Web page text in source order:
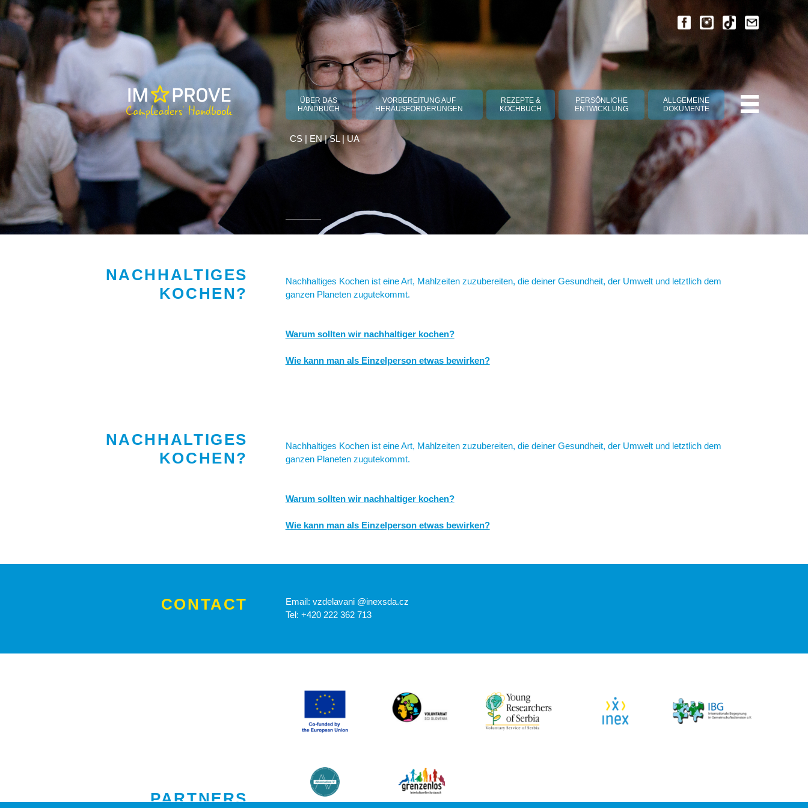
ÜBER DAS
HANDBUCH
VORBEREITUNG AUF
HERAUSFORDERUNGEN
REZEPTE &
KOCHBUCH
PERSÖNLICHE
ENTWICKLUNG
ALLGEMEINE
DOKUMENTE
CS | EN|SL|UA
NACHHALTIGES
KOCHEN?
Nachhaltiges Kochen ist eine Art, Mahlzeiten zuzubereiten, die deiner Gesundheit, der Umwelt und letztlich dem
ganzen Planeten zugutekommt.
Warum sollten wir nachhaltiger kochen?
Ein Viertel – 26 % – der Gasemissionen wird durch Lebensmittel verursacht (Richie, 2019). Das liegt hauptsächlich an
Im Vergleich zu tierischen Lebensmitteln benötigen pflanzliche Lebensmittel weniger Wasser, Land und Energie für
ihren Anbau und sind daher nachhaltiger. Außerdem produzieren Rinder viel Methan.
Wie kann man als Einzelperson etwas bewirken?
Vegetarisch? Okay, aber welche Diäten?
Quelle: (Harvard Health Publishing, 2020) und (Better Health Channel)
Was sollte ich tun, wenn ich eine der oben genannten Diäten ausprobieren möchte?
NACHHALTIGES
KOCHEN?
Nachhaltiges Kochen ist eine Art, Mahlzeiten zuzubereiten, die deiner Gesundheit, der Umwelt und letztlich dem
ganzen Planeten zugutekommt.
Warum sollten wir nachhaltiger kochen?
Ein Viertel – 26 % – der Gasemissionen wird durch Lebensmittel verursacht (Richie, 2019). Das liegt hauptsächlich an
Wie kann man als Einzelperson etwas bewirken?
Tonnen bei einer veganen Ernährung oder bis zu 1,5 Tonnen bei Vegetariern verringern.” (United Nations)
CONTACT
Email: vzdelavani @inexsda.cz
Tel: +420 222 362 713
PARTNERS